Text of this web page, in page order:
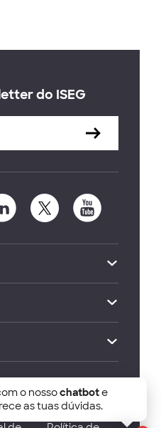
do ISEG
School of Economics
o nossochatbote
as tuas dúvidas.